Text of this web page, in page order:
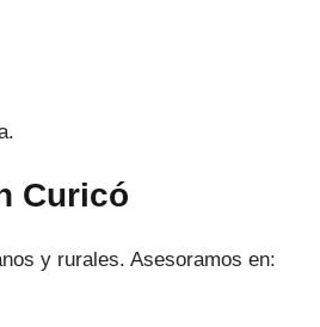
Curicó
y rurales. Asesoramos en: